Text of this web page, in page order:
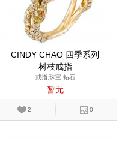
CINDY CHAO 四季系列
树枝戒指
戒指,珠宝,钻石
暂无
2 0